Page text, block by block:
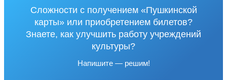
Сложности с получением «Пушкинской
карты» или приобретением билетов?
Знаете, как улучшить работу учреждений
культуры?
Напишите — решим!